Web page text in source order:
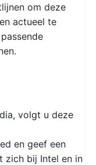
om deze
actueel te
volgt u deze
en geef een
zich bij Intel en in